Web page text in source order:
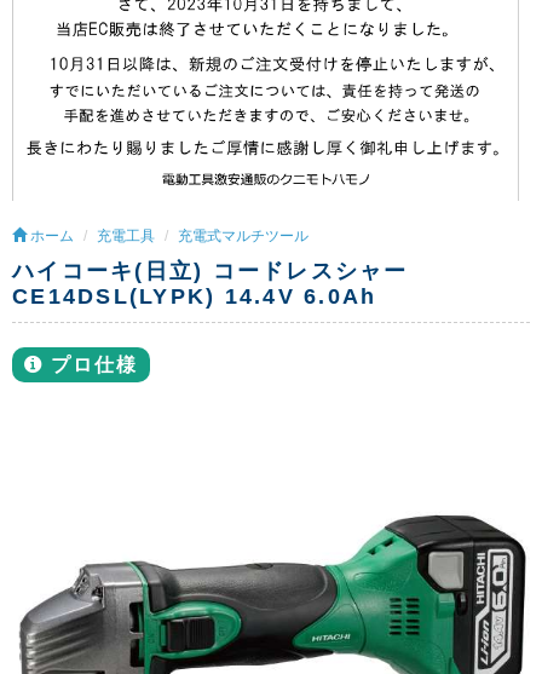
ホーム 充電工具 充電式マルチツール
ハイコーキ(日立) コードレスシャー
CE14DSL(LYPK) 14.4V 6.0Ah
プロ仕様